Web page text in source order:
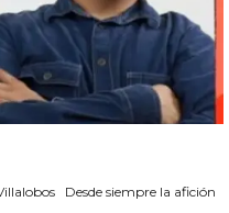
Desde siempre la afición